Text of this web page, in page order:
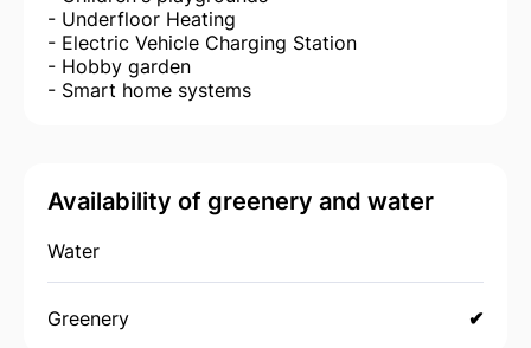
- Underfloor Heating
- Electric Vehicle Charging Station
- Hobby garden
- Smart home systems
Availability of greenery and water
Water
Greenery ✔